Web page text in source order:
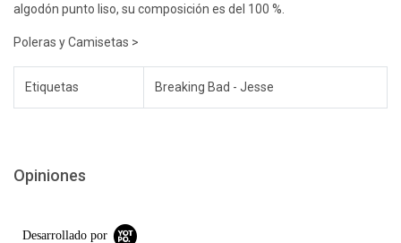
algodón punto liso, su composición es del 100 %.
Poleras y Camisetas >
Etiquetas Breaking Bad - Jesse
Opiniones
Desarrollado por